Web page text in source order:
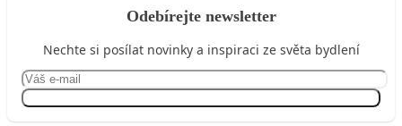
Odebírejte newsletter
Nechte si posílat novinky a inspiraci ze světa bydlení